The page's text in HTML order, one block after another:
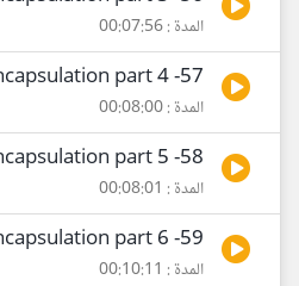
المدة : 00:07:56
57- encapsulation part 4
المدة : 00:08:00
58- encapsulation part 5
المدة : 00:08:01
59- encapsulation part 6
المدة : 00:10:11